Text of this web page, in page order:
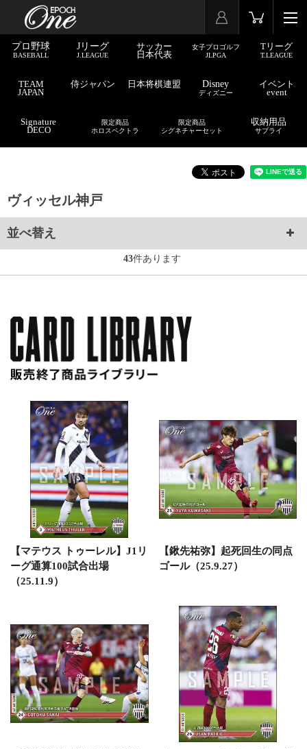
プロ野球
BASEBALL
Jリーグ
J.LEAGUE
サッカー
日本代表
女子プロゴルフ
JLPGA
Tリーグ
T.LEAGUE
TEAM
JAPAN
侍ジャパン 日本将棋連盟 Disney
ディズニー
イベント
event
Signature
DECO
限定商品
ホロスペクトラ
限定商品
シグネチャーセット
収納用品
サプライ
ヴィッセル神戸
並べ替え
43件あります
【マテウス トゥーレル】J1リ
ーグ通算100試合出場
（25.11.9）
【鍬先祐弥】起死回生の同点
ゴール（25.9.27）